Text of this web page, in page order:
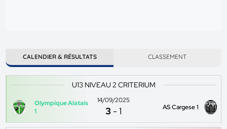
CALENDIER & RÉSULTATS CLASSEMENT
U13 NIVEAU 2 CRITERIUM
Olympique Alatais
1
14/09/2025
3 -1 AS Cargese 1